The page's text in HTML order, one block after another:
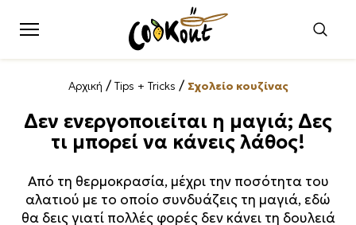
Αρχική / Tips + Tricks / Σχολείο κουζίνας
Δεν ενεργοποιείται η μαγιά; Δες
τι μπορεί να κάνεις λάθος!
Από τη θερμοκρασία, μέχρι την ποσότητα του
αλατιού με το οποίο συνδυάζεις τη μαγιά, εδώ
θα δεις γιατί πολλές φορές δεν κάνει τη δουλειά